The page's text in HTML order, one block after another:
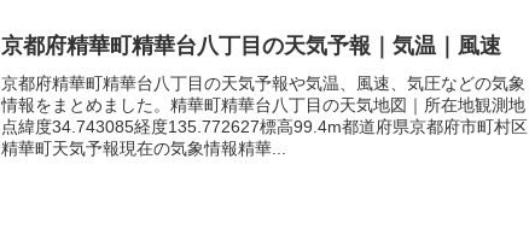
京都府精華町精華台八丁目の天気予報｜気温｜風速
京都府精華町精華台八丁目の天気予報や気温、風速、気圧などの気象
情報をまとめました。精華町精華台八丁目の天気地図｜所在地観測地
点緯度34.743085経度135.772627標高99.4m都道府県京都府市町村区
精華町天気予報現在の気象情報精華...